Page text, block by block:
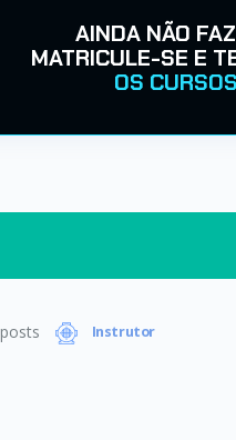
AINDA NÃO
MATRICULE-SE E
OS CURSOS
posts Instrutor